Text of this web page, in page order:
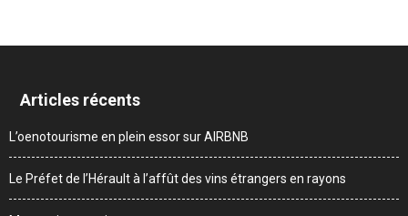
Articles récents
L’oenotourisme en plein essor sur AIRBNB
Le Préfet de l’Hérault à l’affût des vins étrangers en rayons